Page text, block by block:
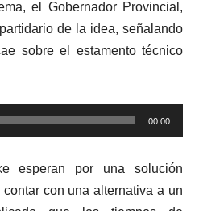
el Gobernador Provincial,
de la idea, señalando
sobre el estamento técnico
00:00
esperan por una solución
con una alternativa a un